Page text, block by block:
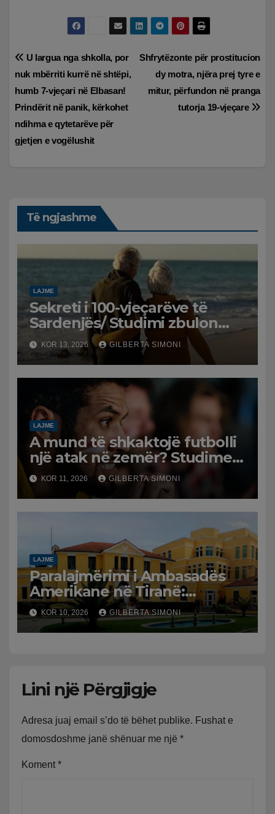
Lëvizje
te
postimet
Shfrytëzonte për prostitucion
dy motra, njëra prej tyre e
mitur, përfundon në pranga
tutorja 19-vjeçare
U largua nga shkolla, por
nuk mbërriti kurrë në shtëpi,
humb 7-vjeçari në Elbasan!
Prindërit në panik, kërkohet
ndihma e qytetarëve për
gjetjen e vogëlushit
Të ngjashme
LAJME
Sekreti i 100-vjeçarëve të
Sardenjës/ Studimi zbulon
rolin e mendjes dhe
emocioneve
KOR 13, 2026 GILBERTA SIMONI
LAJME
A mund të shkaktojë futbolli
një atak në zemër? Studimet
zbulojnë rrezikun që sjell
stresi i ndeshjeve për tifozët
KOR 11, 2026 GILBERTA SIMONI
LAJME
Paralajmërimi i Ambasadës
Amerikane në Tiranë:
Prindërit që përdorin vizat
turistike për të lindur në
SHBA mund të mos u
KOR 10, 2026 GILBERTA SIMONI
Lini një Përgjigje
Adresa juaj email s’do të bëhet publike. Fushat e
domosdoshme janë shënuar me një *
Koment *